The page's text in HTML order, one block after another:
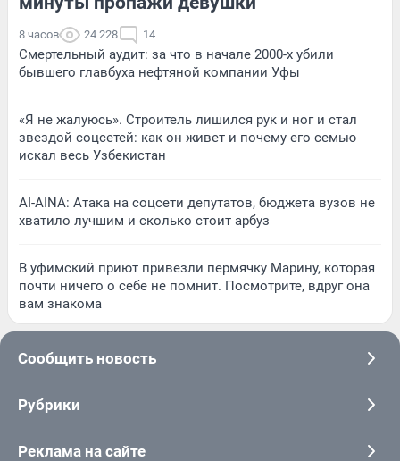
8 часов 24 228 14
Смертельный аудит: за что в начале 2000-х убили
бывшего главбуха нефтяной компании Уфы
«Я не жалуюсь». Строитель лишился рук и ног и стал
звездой соцсетей: как он живет и почему его семью
искал весь Узбекистан
AI-AINA: Атака на соцсети депутатов, бюджета вузов не
хватило лучшим и сколько стоит арбуз
В уфимский приют привезли пермячку Марину, которая
почти ничего о себе не помнит. Посмотрите, вдруг она
вам знакома
Сообщить новость
Рубрики
Реклама на сайте